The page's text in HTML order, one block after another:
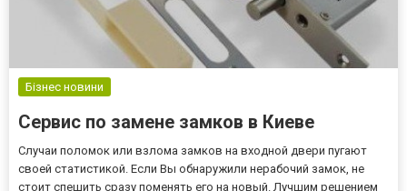
Бізнес новини
Сервис по замене замков в Киеве
Случаи поломок или взлома замков на входной двери пугают
своей статистикой. Если Вы обнаружили нерабочий замок, не
стоит спешить сразу поменять его на новый. Лучшим решением